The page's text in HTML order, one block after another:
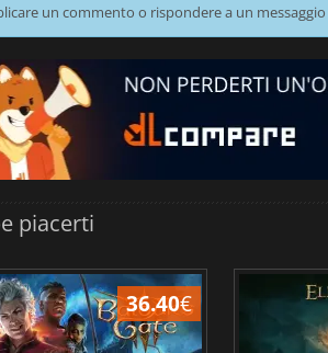
un commento o rispondere a un messaggio
piacerti
36.40€